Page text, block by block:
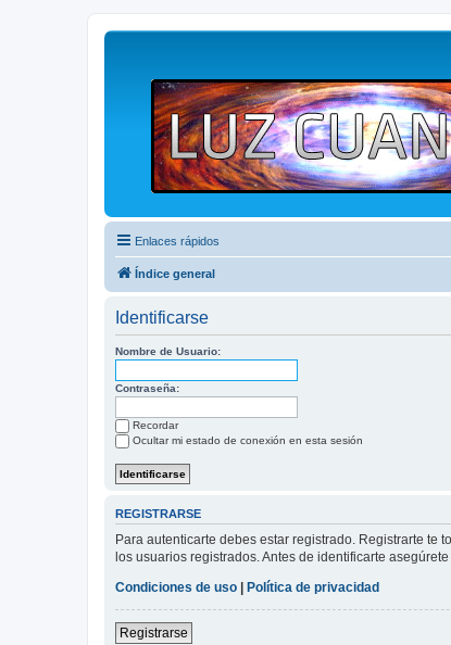
Enlaces rápidos
Índice general
Identificarse
Nombre de Usuario:
Contraseña:
Recordar
Ocultar mi estado de conexión en esta sesión
REGISTRARSE
Para autenticarte debes estar registrado. Registrarte te
los usuarios registrados. Antes de identificarte
Condiciones de uso | Política de privacidad
Registrarse